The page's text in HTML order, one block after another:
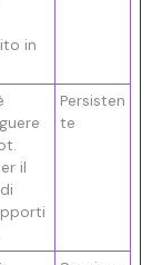
in
il
Persisten
te